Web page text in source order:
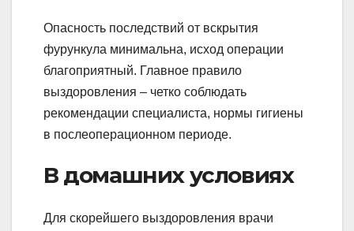
Опасность последствий от вскрытия
фурункула минимальна, исход операции
благоприятный. Главное правило
выздоровления – четко соблюдать
рекомендации специалиста, нормы гигиены
в послеоперационном периоде.
В домашних условиях
Для скорейшего выздоровления врачи